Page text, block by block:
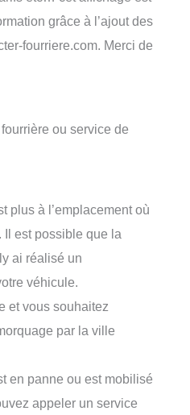
grâce à l’ajout des
fourriere.com. Merci de
ou service de
plus à l’emplacement où
Il est possible que la
ai réalisé un
véhicule.
et vous souhaitez
par la ville
en panne ou est mobilisé
appeler un service